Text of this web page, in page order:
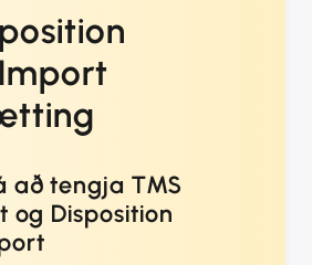
að tengja TMS
og Disposition